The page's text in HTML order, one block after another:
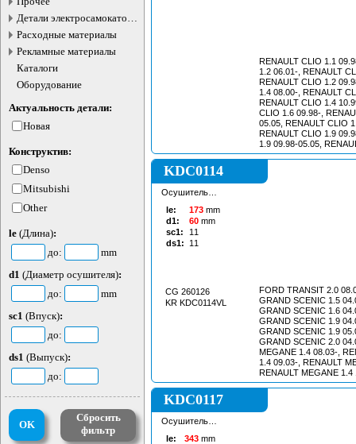
Детали электросамокатов и
электротранспорта
Расходные материалы
Рекламные материалы
Каталоги
Оборудование
Актуальность детали:
Новая
Конструктив:
Denso
Mitsubishi
Other
le (Длина):
до:
mm
d1 (Диаметр осушителя):
до:
mm
sc1 (Впуск):
до:
ds1 (Выпуск):
до:
OK
Сбросить
фильтр
RENAULT CLIO 1.1
1.2 06.01-, RENAULT
RENAULT CLIO 1.2
1.4 08.00-, RENAULT
RENAULT CLIO 1.4
CLIO 1.6 09.98-,
05.05, RENAULT CLIO
RENAULT CLIO 1.9
1.9 09.98-05.05,
RENAULT CLIO 2.0
RENAULT KANGOO
KDC0114
Осушитель
le:
173 mm
d1:
60 mm
sc1:
11
ds1:
11
CG 260126
KR KDC0114VL
FORD TRANSIT 2.0
GRAND SCENIC 1.5
GRAND SCENIC 1.6
GRAND SCENIC 1.9
GRAND SCENIC 1.9
GRAND SCENIC 2.0
MEGANE 1.4 08.03-,
1.4 09.03-, RENAULT
RENAULT MEGANE 1.4
MEGANE 1.5 02.04-,
MEGANE 1.5 09.03-,
KDC0117
Осушитель
le:
343 mm